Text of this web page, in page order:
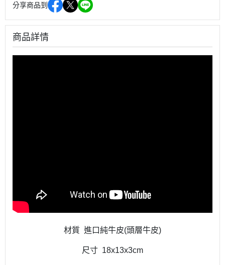
分享商品到
商品詳情
材質 進口純牛皮(頭層牛皮)
尺寸 18x13x3cm